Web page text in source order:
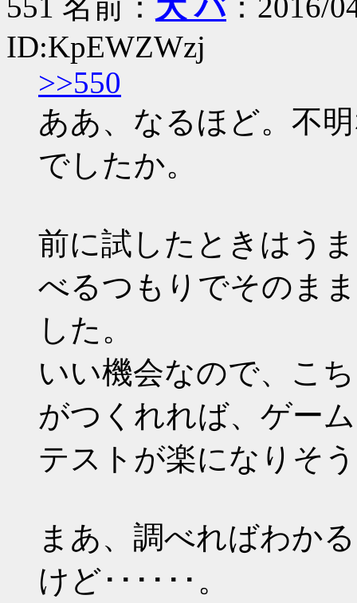
ID:KpEWZWzj
>>550
ああ、なるほど。不
でしたか。
前に試したときはう
べるつもりでそのま
した。
いい機会なので、こ
がつくれれば、ゲー
テストが楽になりそ
まあ、調べればわか
けど･･････。